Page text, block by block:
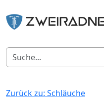
Zurück zu: Schläuche